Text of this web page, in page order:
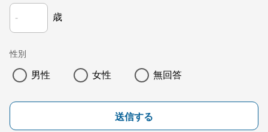
歳
性別
男性 女性 無回答
送信する